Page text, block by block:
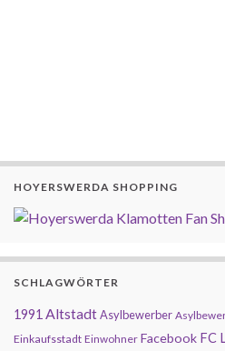
HOYERSWERDA SHOPPING
SCHLAGWÖRTER
1991 AltstadtAsylbewerber
Einkaufsstadt Einwohner Facebook FC